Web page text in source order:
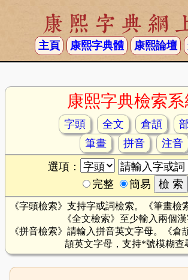
康熙字典網
主頁 康熙字典體 康熙論壇
康熙字典檢索
字頭 全文 倉頡
筆畫
拼音
注音
選項：
完整
簡易
《字頭檢索》支持字或詞檢索。《筆畫檢
《全文檢索》至少輸入兩個漢
《拼音檢索》請輸入拼音英文字母。《倉
頡英文字母，支持*號模糊查